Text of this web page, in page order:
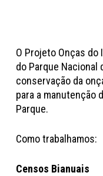
O Projeto Onças
do Parque Nacional
conservação da
para a manutenção
Parque.
Como trabalhamos:
Censos Bianuais